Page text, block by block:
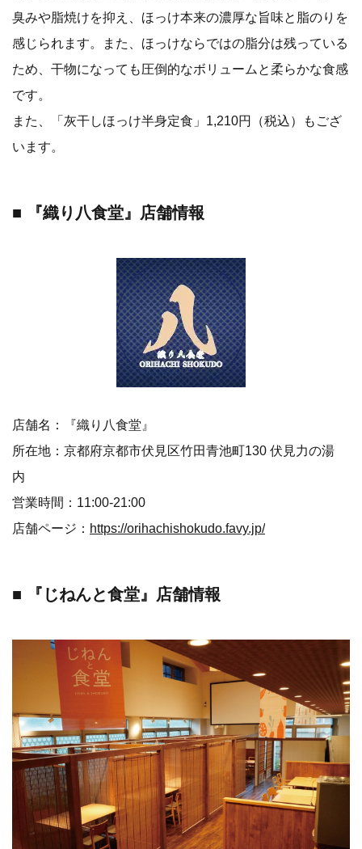
臭みや脂焼けを抑え、ほっけ本来の濃厚な旨味と脂のりを
感じられます。また、ほっけならではの脂分は残っている
ため、干物になっても圧倒的なボリュームと柔らかな食感
です。
また、「灰干しほっけ半身定食」1,210円（税込）もござ
います。
■ 『織り八食堂』 店舗情報
店舗名：『織り八食堂』
所在地：京都府京都市伏見区竹田青池町130 伏見力の湯
内
営業時間：11:00-21:00
店舗ページ： https://orihachishokudo.favy.jp/
■ 『じねんと食堂』店舗情報